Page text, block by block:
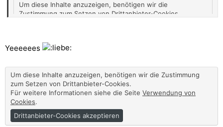
Um diese Inhalte anzuzeigen, benötigen wir die
Zustimmung zum Setzen von Drittanbieter-Cookies.
Drittanbieter-Cookies akzeptieren
Link: https://youtu.be/AATlghpWELw?si=OZudYACl7iuMfcsQ
Yeeeeees
Um diese Inhalte anzuzeigen, benötigen wir die Zustimmung
zum Setzen von Drittanbieter-Cookies.
Für weitere Informationen siehe die Seite Verwendung von
Cookies.
Drittanbieter-Cookies akzeptieren